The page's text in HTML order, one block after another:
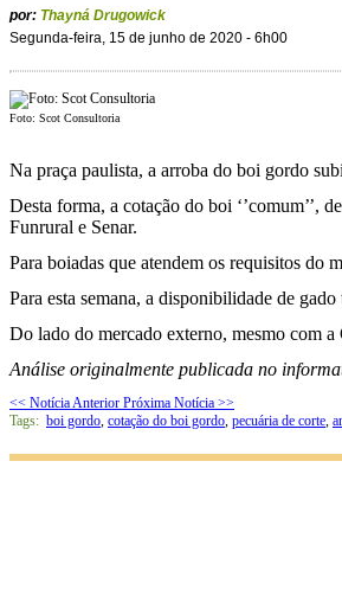
por: Thayná Drugowick
Segunda-feira, 15 de junho de 2020 - 6h00
Foto: Scot Consultoria
Na praça paulista, a arroba do boi gordo
Desta forma, a cotação do boi
Funrural e Senar.
Para boiadas que atendem os requisitos do
Para esta semana, a disponibilidade de
Do lado do mercado externo, mesmo com a
Análise originalmente publicada no
<< Notícia Anterior Próxima Notícia >>
Tags: boi gordo, cotação do boi gordo, pecuária de corte,